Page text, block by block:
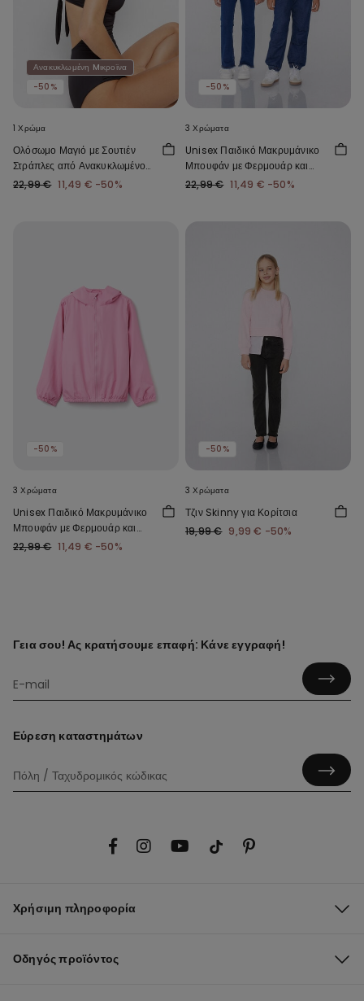
Ανακυκλωμένη Mικροϊνα
-50%
1 Χρώμα
Ολόσωμο Μαγιό με Σουτιέν
Στράπλες από Ανακυκλωμένο
Microfiber με Σούρες
22,99 € 11,49 € -50%
-50%
3 Χρώματα
Unisex Παιδικό Μακρυμάνικο
Μπουφάν με Φερμουάρ και
Κουκούλα από Τεχνικό
22,99 € 11,49 € -50%
-50%
3 Χρώματα
Unisex Παιδικό Μακρυμάνικο
Μπουφάν με Φερμουάρ και
Κουκούλα από Τεχνικό
22,99 € 11,49 € -50%
-50%
3 Χρώματα
Τζιν Skinny για Κορίτσια
19,99 € 9,99 € -50%
Γεια σου! Ας κρατήσουμε επαφή: Κάνε εγγραφή!
Εύρεση καταστημάτων
Χρήσιμη πληροφορία
Οδηγός προϊόντος